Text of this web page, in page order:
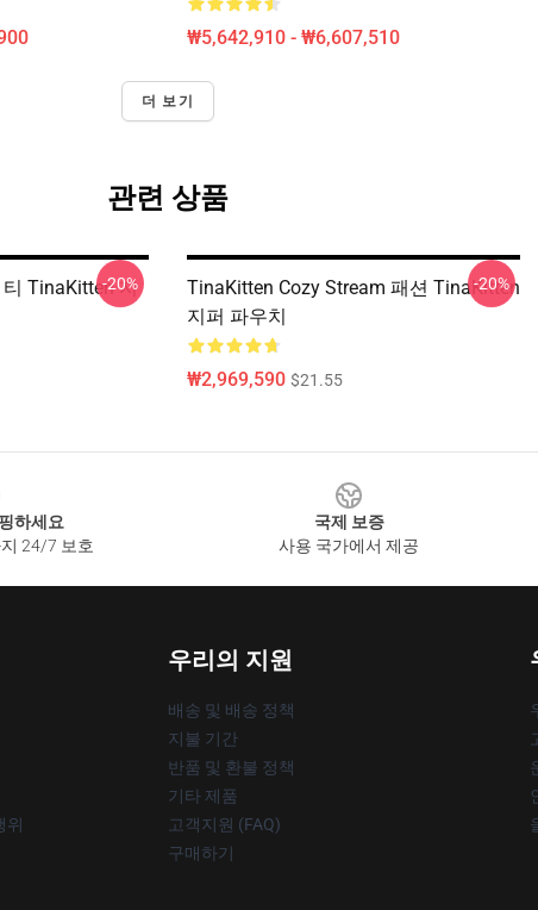
₩5,642,910 - ₩6,607,510
더 보기
관련 상품
TinaKitten 지
-20%
TinaKitten Cozy Stream 패션 TinaKitten
지퍼 파우치
₩2,969,590 $21.55
-20%
하세요
24/7 보호
국제 보증
사용 국가에서 제공
위
우리의 지원
배송 및 배송 정책
지불 기간
반품 및 환불 정책
기타 제품
고객지원 (FAQ)
구매하기